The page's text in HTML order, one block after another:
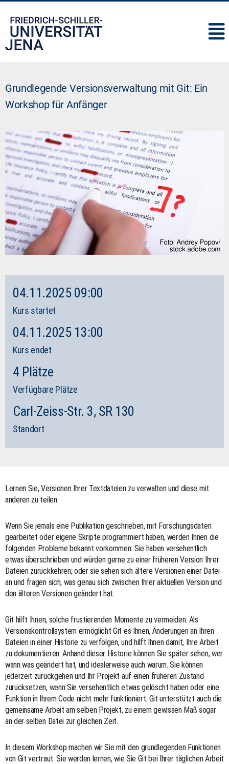
Grundlegende Versionsverwaltung mit Git: Ein
Workshop für Anfänger
04.11.2025 09:00
Kurs startet
04.11.2025 13:00
Kurs endet
4 Plätze
Verfügbare Plätze
Carl-Zeiss-Str. 3, SR 130
Standort
Lernen Sie, Versionen Ihrer Textdateien zu verwalten und diese mit
anderen zu teilen.
Wenn Sie jemals eine Publikation geschrieben, mit Forschungsdaten
gearbeitet oder eigene Skripte programmiert haben, werden Ihnen die
folgenden Probleme bekannt vorkommen: Sie haben versehentlich
etwas überschrieben und würden gerne zu einer früheren Version Ihrer
Dateien zurückkehren; oder sie sehen sich ältere Versionen einer Datei
an und fragen sich, was genau sich zwischen Ihrer aktuellen Version und
den älteren Versionen geändert hat.
Git hilft Ihnen, solche frustierenden Momente zu vermeiden. Als
Versionskontrollsystem ermöglicht Git es Ihnen, Änderungen an Ihren
Dateien in einer Historie zu verfolgen, und hilft Ihnen damit, Ihre Arbeit
zu dokumentieren. Anhand dieser Historie können Sie später sehen, wer
wann was geändert hat, und idealerweise auch warum. Sie können
jederzeit zurückgehen und Ihr Projekt auf einen früheren Zustand
zurücksetzen, wenn Sie versehentlich etwas gelöscht haben oder eine
Funktion in Ihrem Code nicht mehr funktioniert. Git unterstützt auch die
gemeinsame Arbeit am selben Projekt, zu einem gewissen Maß sogar
an der selben Datei zur gleichen Zeit.
In diesem Workshop machen wir Sie mit den grundlegenden Funktionen
von Git vertraut. Sie werden lernen, wie Sie Git bei Ihrer täglichen Arbeit